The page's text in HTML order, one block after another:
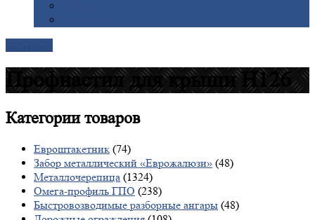
Профнастил для крыши Н126
Категориитоваров
Евроштакетник (74)
Забор металлический «Еврожалюзи» (48)
Металлочерепица (1324)
Омега-профиль ГПО (238)
Быстровозводимые разборные ангары (48)